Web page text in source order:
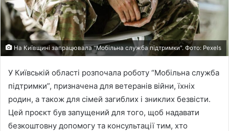
На Київщині запрацювала "Мобільна служба підтримки". Фото: Рexels
У Київській області розпочала роботу “Мобільна служба
підтримки”, призначена для ветеранів війни, їхніх
родин, а також для сімей загиблих і зниклих безвісти.
Цей проєкт був запущений для того, щоб надавати
безкоштовну допомогу та консультації тим, хто